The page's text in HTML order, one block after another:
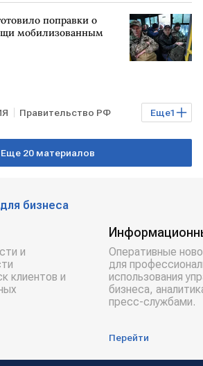
поправки о
мобилизованным
Еще1
Правительство РФ
Еще 20 материалов
бизнеса
и
клиентов и
Оперативные
для
использования
бизнеса,
пресс-службами.
Перейти